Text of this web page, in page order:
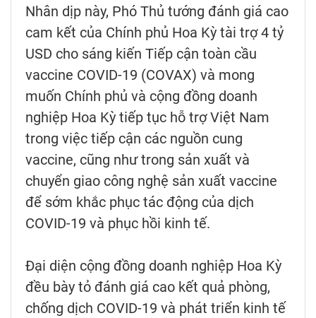
Nhân dịp này, Phó Thủ tướng đánh giá cao
cam kết của Chính phủ Hoa Kỳ tài trợ 4 tỷ
USD cho sáng kiến Tiếp cận toàn cầu
vaccine COVID-19 (COVAX) và mong
muốn Chính phủ và cộng đồng doanh
nghiệp Hoa Kỳ tiếp tục hỗ trợ Việt Nam
trong việc tiếp cận các nguồn cung
vaccine, cũng như trong sản xuất và
chuyển giao công nghệ sản xuất vaccine
để sớm khắc phục tác động của dịch
COVID-19 và phục hồi kinh tế.
Đại diện cộng đồng doanh nghiệp Hoa Kỳ
đều bày tỏ đánh giá cao kết quả phòng,
chống dịch COVID-19 và phát triển kinh tế